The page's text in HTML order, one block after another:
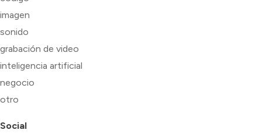
imagen
sonido
grabación de video
inteligencia artificial
negocio
otro
Social